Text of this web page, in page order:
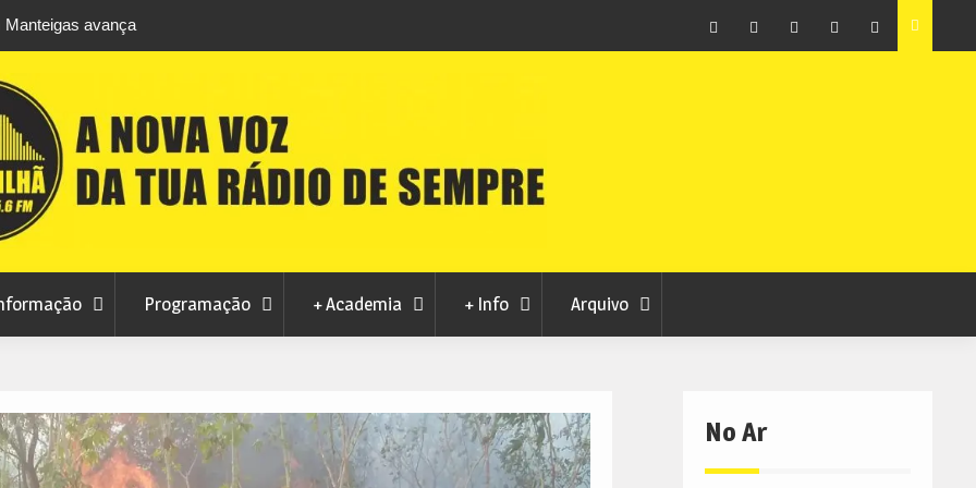
avança
Maravilhas de Portugal
Sporting da Covilhã entra na Liga 3 com vitória por 2-0
frente ao UD Santarém
Programação + Academia + Info Arquivo
No Ar